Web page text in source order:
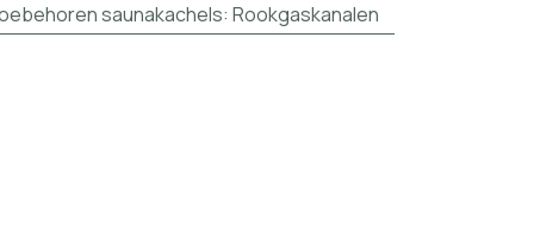
saunakachels:Rookgaskanalen